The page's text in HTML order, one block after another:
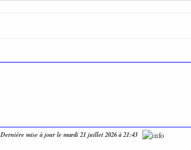
Dernière mise à jour le mardi 21 juillet 2026 à 21:43